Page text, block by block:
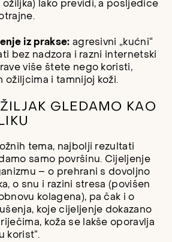
lako previdi, a posljedice
iz prakse: agresivni „kućni“
bez nadzora i razni internetski
više štete nego koristi,
ožiljcima i tamnijoj koži.
GLEDAMO KAO
tema, najbolji rezultati
samo površinu. Cijeljenje
– o prehrani s dovoljno
o snu i razini stresa (povišen
kolagena), pa čak i o
koje cijeljenje dokazano
koža se lakše oporavlja
korist“.